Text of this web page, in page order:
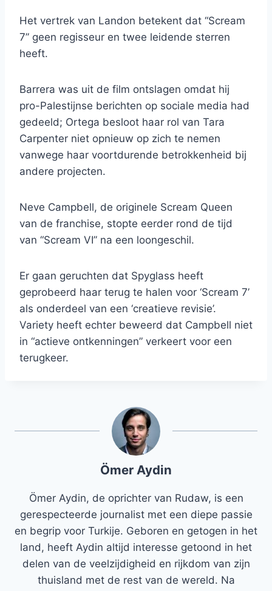
Het vertrek van Landon betekent dat “Scream
7” geen regisseur en twee leidende sterren
heeft.
Barrera was uit de film ontslagen omdat hij
pro-Palestijnse berichten op sociale media had
gedeeld; Ortega besloot haar rol van Tara
Carpenter niet opnieuw op zich te nemen
vanwege haar voortdurende betrokkenheid bij
andere projecten.
Neve Campbell, de originele Scream Queen
van de franchise, stopte eerder rond de tijd
van “Scream VI” na een loongeschil.
Er gaan geruchten dat Spyglass heeft
geprobeerd haar terug te halen voor ‘Scream 7’
als onderdeel van een ‘creatieve revisie’.
Variety heeft echter beweerd dat Campbell niet
in “actieve ontkenningen” verkeert voor een
terugkeer.
Ömer Aydin
Ömer Aydin, de oprichter van Rudaw, is een
gerespecteerde journalist met een diepe passie
en begrip voor Turkije. Geboren en getogen in het
land, heeft Aydin altijd interesse getoond in het
delen van de veelzijdigheid en rijkdom van zijn
thuisland met de rest van de wereld. Na